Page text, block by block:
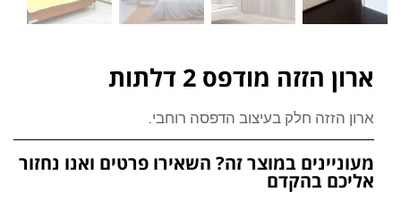
ארון הזזה מודפס 2 דלתות
ארון הזזה חלק בעיצוב הדפסה רוחבי.
מעוניינים במוצר זה? השאירו פרטים ואנו נחזור
אליכם בהקדם